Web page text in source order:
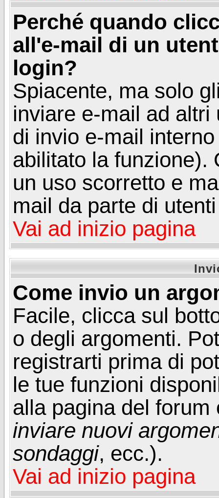
Perché quando
all'e-mail di un
login?
Spiacente, ma solo
inviare e-mail ad
di invio e-mail
abilitato la funzione).
un uso scorretto e
mail da parte di
Vai ad inizio pagina
Come invio un
Facile, clicca sul
o degli argomenti.
registrarti prima di
le tue funzioni
alla pagina del
inviare nuovi
sondaggi, ecc.).
Vai ad inizio pagina